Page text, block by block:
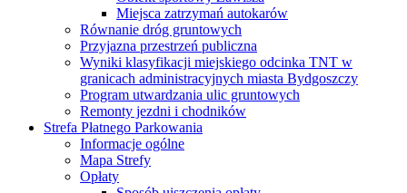
Miejsca zatrzymań autokarów
Równanie dróg gruntowych
Przyjazna przestrzeń publiczna
Wyniki klasyfikacji miejskiego odcinka TNT w
granicach administracyjnych miasta Bydgoszczy
Program utwardzania ulic gruntowych
Remonty jezdni i chodników
Strefa Płatnego Parkowania
Informacje ogólne
Mapa Strefy
Opłaty